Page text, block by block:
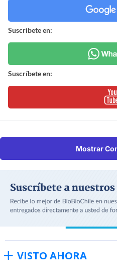
Suscríbete en:
Suscríbete en:
Mostrar
VISTO AHORA